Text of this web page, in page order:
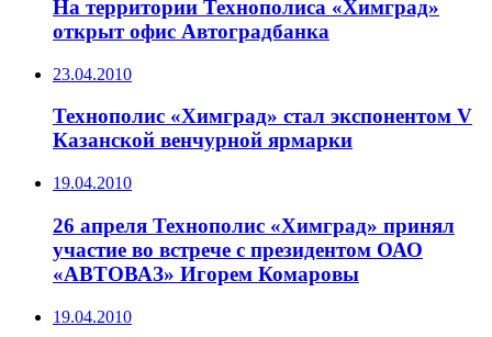
На территории Технополиса «Химград»
открыт офис Автоградбанка
23.04.2010
Технополис «Химград» стал экспонентом V
Казанской венчурной ярмарки
19.04.2010
26 апреля Технополис «Химград» принял
участие во встрече с президентом ОАО
«АВТОВАЗ» Игорем Комаровы
19.04.2010